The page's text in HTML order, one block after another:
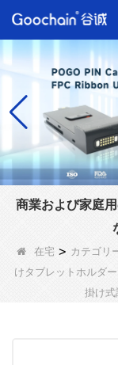
商業および家庭
在宅 > カテゴリ
けタブレットホルダー
掛け